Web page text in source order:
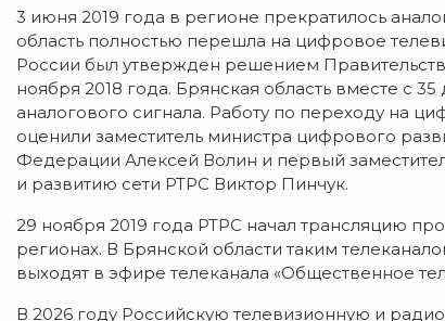
3 июня 2019 года в регионе прекратилось
область полностью перешла на цифровое
России был утвержден решением
ноября 2018 года. Брянская область вместе с
аналогового сигнала. Работу по переходу на
оценили заместитель министра цифрового
Федерации Алексей Волин и первый
и развитию сети РТРС Виктор Пинчук.
29 ноября 2019 года РТРС начал трансляцию
регионах. В Брянской области таким
выходят в эфире телеканала «Общественное
В 2026 году Российскую телевизионную и